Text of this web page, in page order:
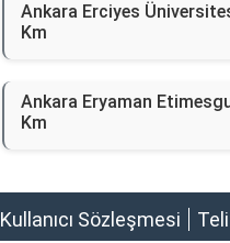
Ankara Erciyes
Km
Ankara Eryaman
Km
Kullanıcı Sözleşmesi